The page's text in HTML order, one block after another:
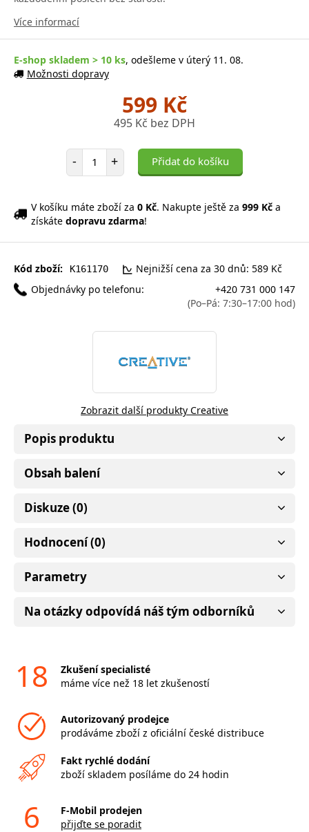
Více informací
E-shop skladem > 10 ks, odešleme v úterý 11. 08.
Možnosti dopravy
599 Kč
495 Kč bez DPH
- Počet položek
+ Přidat do košíku
V košíku máte zboží za 0 Kč. Nakupte ještě za 999 Kč a
získáte dopravu zdarma!
Kód zboží: K161170
Nejnižší cena za 30 dnů: 589 Kč
Objednávky po telefonu:
+420 731 000 147
(Po–Pá: 7:30–17:00 hod)
Zobrazit další produkty Creative
Popis produktu
Obsah balení
Diskuze (0)
Hodnocení (0)
Parametry
Na otázky odpovídá náš tým odborníků
18
Zkušení specialisté
máme více než 18 let zkušeností
Autorizovaný prodejce
prodáváme zboží z oficiální české distribuce
Fakt rychlé dodání
zboží skladem posíláme do 24 hodin
6
F-Mobil prodejen
přijďte se poradit